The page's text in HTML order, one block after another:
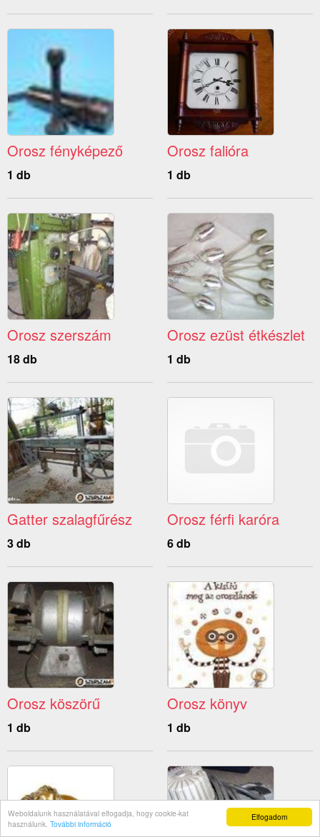
Elfogadom
Weboldalunk használatával elfogadja, hogy cookie-kat
használunk. További információ
Orosz fényképező
1 db
Orosz falióra
1 db
Orosz szerszám
18 db
Orosz ezüst étkészlet
1 db
Gatter szalagfűrész
3 db
Orosz férfi karóra
6 db
Orosz köszörű
1 db
Orosz könyv
1 db